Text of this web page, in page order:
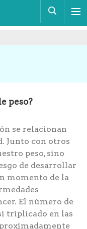
peso?
se relacionan
Junto con otros
peso, sino
de desarrollar
momento de la
El número de
triplicado en las